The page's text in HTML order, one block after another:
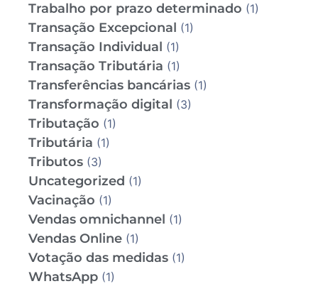
Trabalho por prazo determinado (1)
Transação Excepcional (1)
Transação Individual (1)
Transação Tributária (1)
Transferências bancárias (1)
Transformação digital (3)
Tributação (1)
Tributária (1)
Tributos (3)
Uncategorized (1)
Vacinação (1)
Vendas omnichannel (1)
Vendas Online (1)
Votação das medidas (1)
WhatsApp (1)